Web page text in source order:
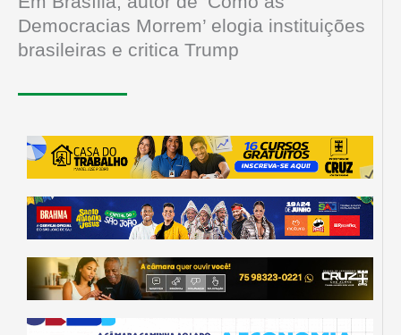
Democracias Morrem’ elogia instituições
brasileiras e critica Trump